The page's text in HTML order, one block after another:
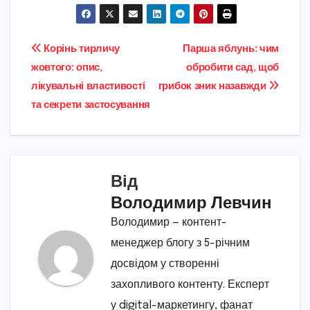
Навігація
записів
Парша яблунь: чим
обробити сад, щоб
грибок зник назавжди
Корінь тирличу
жовтого: опис,
лікувальні властивості
та секрети застосування
Від
Володимир Левчин
Володимир — контент-
менеджер блогу з 5-річним
досвідом у створенні
захопливого контенту. Експерт
у digital-маркетингу, фанат